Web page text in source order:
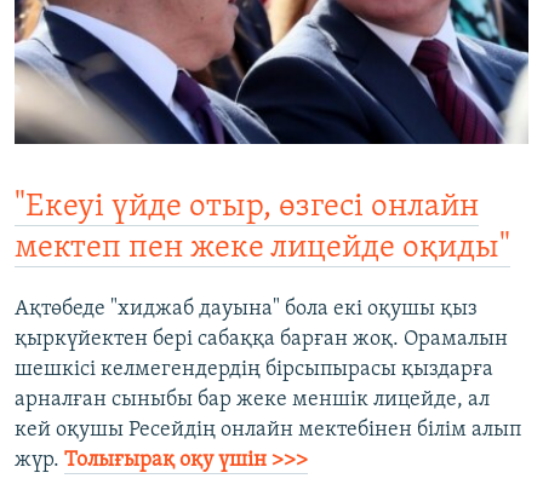
"Екеуі үйде отыр, өзгесі онлайн
мектеп пен жеке лицейде оқиды"
Ақтөбеде "хиджаб дауына" бола екі оқушы қыз
қыркүйектен бері сабаққа барған жоқ. Орамалын
шешкісі келмегендердің бірсыпырасы қыздарға
арналған сыныбы бар жеке меншік лицейде, ал
кей оқушы Ресейдің онлайн мектебінен білім алып
жүр. Толығырақ оқу үшін >>>